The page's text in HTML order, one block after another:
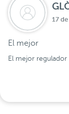
17
El mejor
El mejor